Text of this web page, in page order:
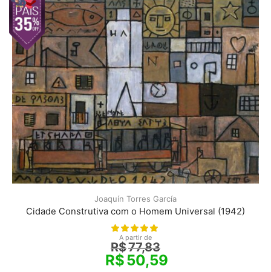
Joaquín Torres García
Cidade Construtiva com o Homem Universal (1942)
A partir de
R$77,83
R$50,59